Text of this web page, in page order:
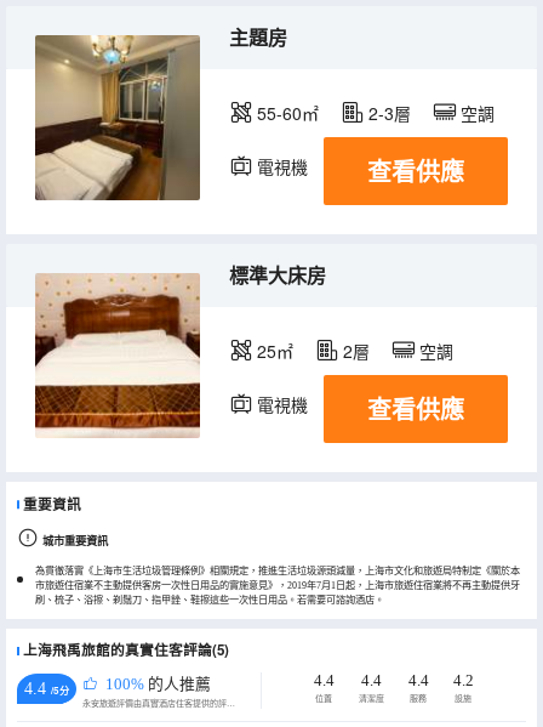
主題房
55-60㎡ 2-3層 空調
電視機 查看供應
標準大床房
25㎡ 2層 空調
電視機 查看供應
重要資訊
城市重要資訊
為貫徹落實《上海市生活垃圾管理條例》相關規定，推進生活垃圾源頭減量，上海市文化和旅遊局特制定《關於本
市旅遊住宿業不主動提供客房一次性日用品的實施意見》，2019年7月1日起，上海市旅遊住宿業將不再主動提供牙
刷、梳子、浴擦、剃鬚刀、指甲銼、鞋擦這些一次性日用品。若需要可諮詢酒店。
上海飛禹旅館的真實住客評論(5)
4.4 /5分 100% 的人推薦
永安旅遊評價由真實酒店住客提供的評價。
4.4
位置
4.4
清潔度
4.4
服務
4.2
設施